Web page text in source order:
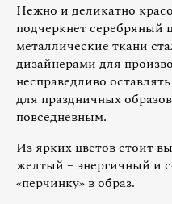
Нежно и деликатно
подчеркнет серебряный
металлические ткани
дизайнерами для
несправедливо
для праздничных
повседневным.
Из ярких цветов стоит
желтый – энергичный и
«перчинку» в образ.